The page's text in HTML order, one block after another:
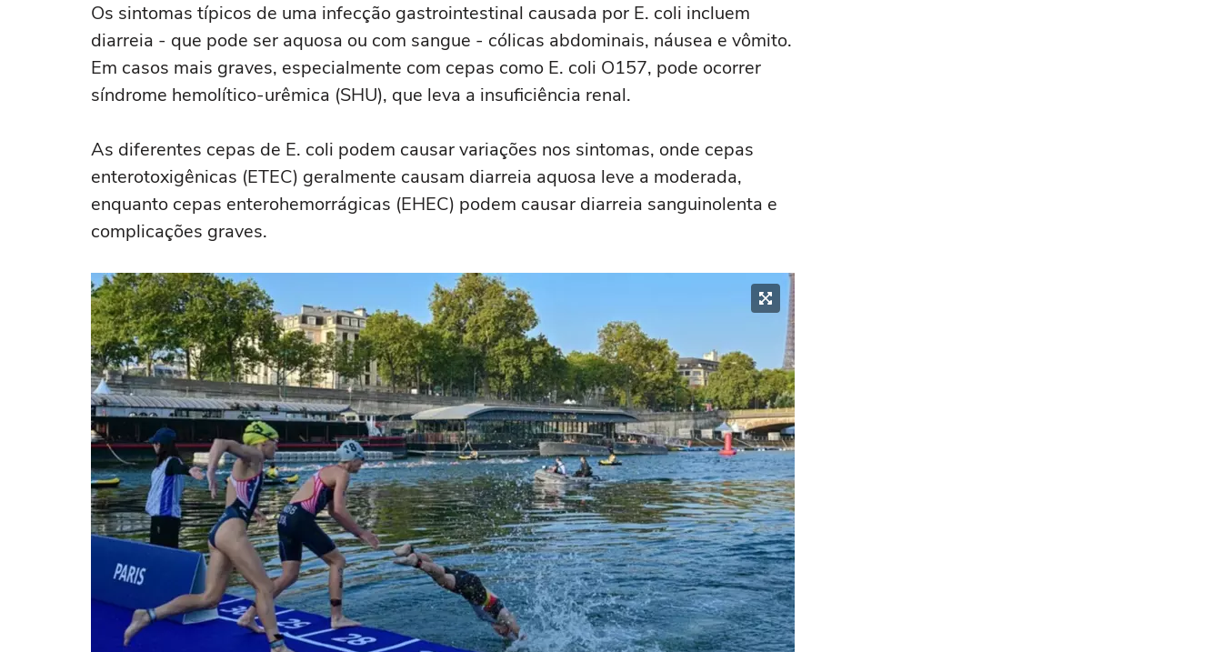
Os sintomas típicos de uma infecção gastrointestinal causada por E. coli incluem
diarreia - que pode ser aquosa ou com sangue - cólicas abdominais, náusea e vômito.
Em casos mais graves, especialmente com cepas como E. coli O157, pode ocorrer
síndrome hemolítico-urêmica (SHU), que leva a insuficiência renal.
As diferentes cepas de E. coli podem causar variações nos sintomas, onde cepas
enterotoxigênicas (ETEC) geralmente causam diarreia aquosa leve a moderada,
enquanto cepas enterohemorrágicas (EHEC) podem causar diarreia sanguinolenta e
complicações graves.